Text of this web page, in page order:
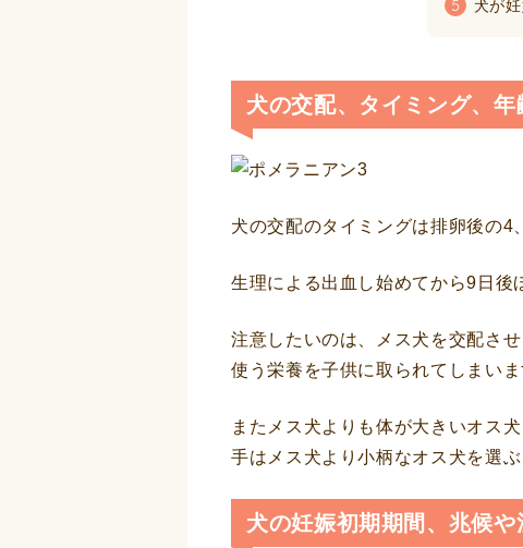
5 犬が
犬の交配、タイミング、年
犬の交配のタイミングは排卵後の4
生理による出血し始めてから9日後
注意したいのは、メス犬を交配さ
使う栄養を子供に取られてしまい
またメス犬よりも体が大きいオス
手はメス犬より小柄なオス犬を選
犬の妊娠初期期間、兆候や